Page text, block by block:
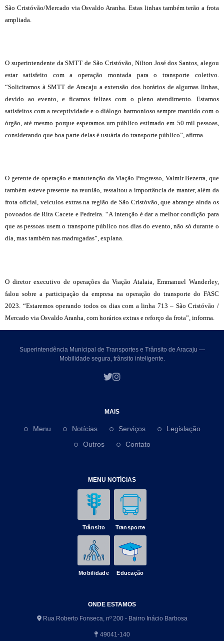
São Cristóvão/Mercado via Osvaldo Aranha. Estas linhas também terão a frota
ampliada.
O superintendente da SMTT de São Cristóvão, Nilton José dos Santos, alegou
estar satisfeito com a operação montada para o transporte coletivo.
“Solicitamos à SMTT de Aracaju a extensão dos horários de algumas linhas,
devido ao evento, e ficamos felizes com o pleno atendimento. Estamos
satisfeitos com a receptividade e o diálogo harmonioso sempre mantido com o
órgão, até mesmo porque esperamos um público estimado em 50 mil pessoas,
considerando que boa parte delas é usuária do transporte público”, afirma.
O gerente de operação e manutenção da Viação Progresso, Valmir Bezerra, que
também esteve presente na reunião, ressaltou a importância de manter, além da
frota oficial, veículos extras na região de São Cristóvão, que abrange ainda os
povoados de Rita Cacete e Pedreira. “A intenção é dar a melhor condição para
que as pessoas usem o transporte público nos dias do evento, não só durante o
dia, mas também nas madrugadas”, explana.
O diretor executivo de operações da Viação Atalaia, Emmanuel Wanderley,
falou sobre a participação da empresa na operação do transporte do FASC
2023. “Estaremos operando todos os dias com a linha 713 – São Cristóvão /
Mercado via Osvaldo Aranha, com horários extras e reforço da frota”, informa.
Superintendência Municipal de Transportes e Trânsito de Aracaju —
Mobilidade segura, trânsito inteligente.
MAIS
Menu Notícias Serviços
Legislação
Outros
Contato
MENU NOTÍCIAS
Trânsito Transporte
Mobilidade Educação
ONDE ESTAMOS
Rua Roberto Fonseca, nº 200 - Bairro Inácio Barbosa
49041-140